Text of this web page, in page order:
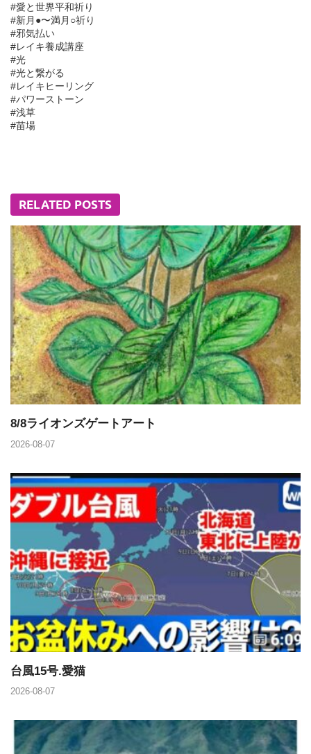
#愛と世界平和祈り
#新月●〜満月○祈り
#邪気払い
#レイキ養成講座
#光
#光と繋がる
#レイキヒーリング
#パワーストーン
#浅草
#苗場
RELATED POSTS
8/8ライオンズゲートアート
2026-08-07
台風15号.愛猫
2026-08-07